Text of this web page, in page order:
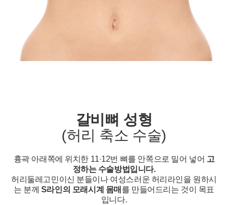
갈비뼈 성형
(허리 축소 수술)
흉곽 아래쪽에 위치한 11·12번 뼈를 안쪽으로 밀어 넣어 고
정하는 수술방법입니다.
허리둘레고민이신 분들이나 여성스러운 허리라인을 원하시
는 분께 S라인의 모래시계 몸매 를 만들어드리는 것이 목표
입니다.